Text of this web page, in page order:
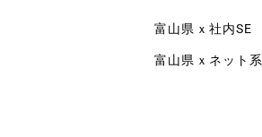
富山県ｘ社内SE
富山県ｘネット系